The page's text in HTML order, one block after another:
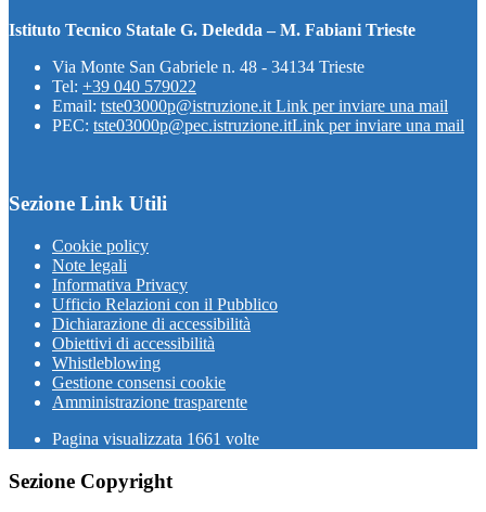
Istituto Tecnico Statale G. Deledda – M. Fabiani Trieste
Via Monte San Gabriele n. 48 - 34134 Trieste
Tel: +39 040 579022
Email: tste03000p@istruzione.it Link per inviare una mail
PEC: tste03000p@pec.istruzione.itLink per inviare una mail
Sezione Link Utili
Cookie policy
Note legali
Informativa Privacy
Ufficio Relazioni con il Pubblico
Dichiarazione di accessibilità
Obiettivi di accessibilità
Whistleblowing
Gestione consensi cookie
Amministrazione trasparente
Pagina visualizzata 1661 volte
Sezione Copyright